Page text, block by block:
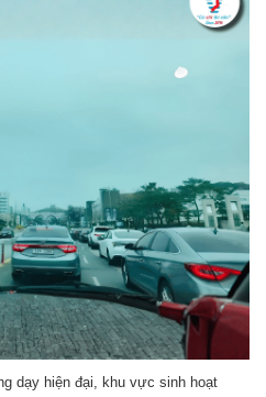
dạy hiện đại, khu vực sinh hoạt